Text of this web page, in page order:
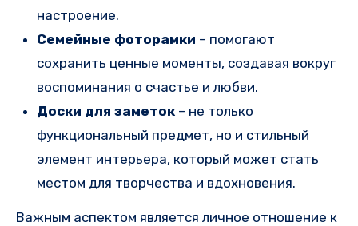
настроение.
Семейные фоторамки – помогают
сохранить ценные моменты, создавая вокруг
воспоминания о счастье и любви.
Доски для заметок – не только
функциональный предмет, но и стильный
элемент интерьера, который может стать
местом для творчества и вдохновения.
Важным аспектом является личное отношение к